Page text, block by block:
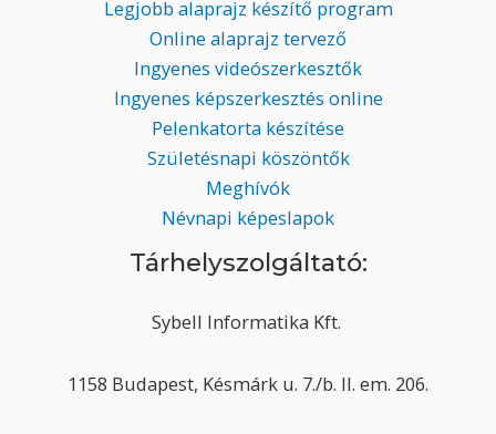
Legjobb alaprajz készítő program
Online alaprajz tervező
Ingyenes videószerkesztők
Ingyenes képszerkesztés online
Pelenkatorta készítése
Születésnapi köszöntők
Meghívók
Névnapi képeslapok
Tárhelyszolgáltató:
Sybell Informatika Kft.
1158 Budapest, Késmárk u. 7./b. II. em. 206.